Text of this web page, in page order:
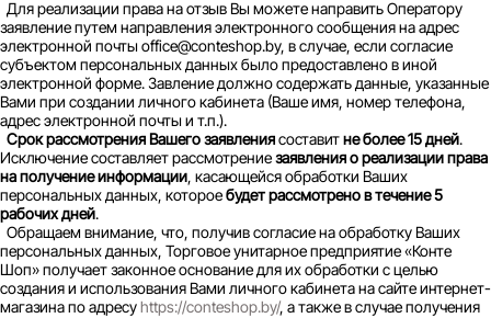
Для реализации права на отзыв Вы можете направить Оператору
заявление путем направления электронного сообщения на адрес
электронной почты office@conteshop.by, в случае, если согласие
субъектом персональных данных было предоставлено в иной
электронной форме. Завление должно содержать данные, указанные
Вами при создании личного кабинета (Ваше имя, номер телефона,
адрес электронной почты и т.п.).
Срок рассмотрения Вашего заявлениясоставитне более 15 дней.
Исключение составляет рассмотрениезаявления о реализации права
на получение информации, касающейся обработки Ваших
персональных данных, котороебудет рассмотрено в течение 5
рабочих дней.
Обращаем внимание, что, получив согласие на обработку Ваших
персональных данных, Торговое унитарное предприятие «Конте
Шоп» получает законное основание для их обработки с целью
создания и использования Вами личного кабинета на сайте интернет-
магазина по адресуhttps://conteshop.by/, а также в случае получения